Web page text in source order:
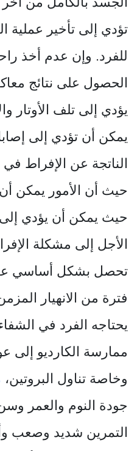
تؤدي إلى تأخير عملية
للفرد. وإن عدم أخذ
الحصول على نتائج
يؤدي إلى تلف الأوتار
يمكن أن تؤدي إلى
الناتجة عن الإفراط في
حيث أن الأمور يمكن
حيث يمكن أن يؤدي
الأجل إلى مشكلة
تحصل بشكل أساسي
فترة من الانهيار
يحتاجه الفرد في
ممارسة الكارديو إلى
وخاصة تناول البروتين،
جودة النوم والعمر
التمرين شديد وصعب